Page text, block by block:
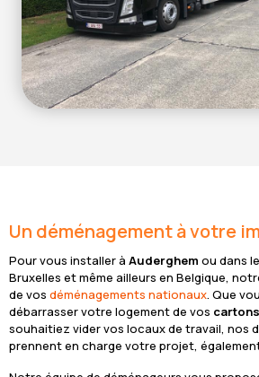
Un déménagement à votre
Pour vous installer à Auderghem ou dans
Bruxelles et même ailleurs en Belgique,
de vos déménagements nationaux. Que
débarrasser votre logement de vos cartons
souhaitiez vider vos locaux de travail, nos
prennent en charge votre projet,